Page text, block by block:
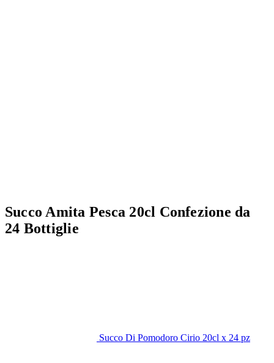
Succo Amita Pesca 20cl Confezione da
24 Bottiglie
Succo Di Pomodoro Cirio 20cl x 24 pz